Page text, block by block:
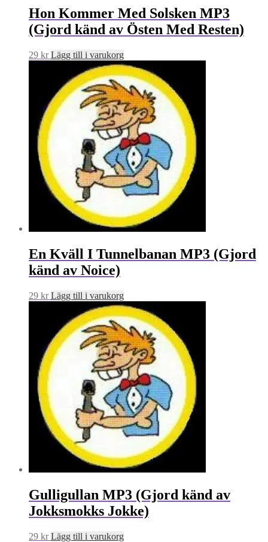
Hon Kommer Med Solsken MP3
(Gjord känd av Östen Med Resten)
29 kr Lägg till i varukorg
En Kväll I Tunnelbanan MP3 (Gjord
känd av Noice)
29 kr Lägg till i varukorg
Gulligullan MP3 (Gjord känd av
Jokksmokks Jokke)
29 kr Lägg till i varukorg